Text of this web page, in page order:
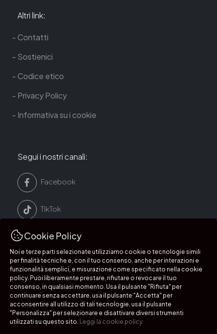
Altri link:
Contatti
Sostienici
Codice etico
Privacy Policy
Informativa su i cookie
Segui i nostri canali:
Facebook
TikTok
LinkedIn
Instagram
Segui i nostri canali:
Cookie Policy
Noi e terze parti selezionate utilizziamo cookie o tecnologie simili
per finalità tecniche e, con il tuo consenso, anche per interazioni e
funzionalità semplici, e misurazione come specificato nella cookie
policy. Puoi liberamente prestare, rifiutare o revocare il tuo
consenso, in qualsiasi momento. Usa il pulsante "Rifiuta" per
continuare senza accettare, usa il pulsante "Accetta" per
acconsentire all utilizzo di tali tecnologie, usa il pulsante
"Personalizza" per selezionare e disattivare diversi strumenti
utilizzati su questo sito. Leggi la cookie policy